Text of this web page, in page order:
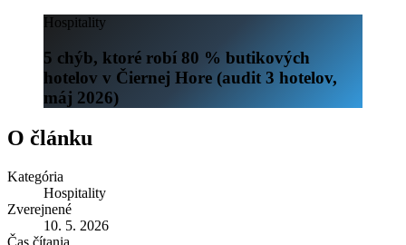
Hospitality
5 chýb, ktoré robí 80 % butikových
hotelov v Čiernej Hore (audit 3 hotelov,
máj 2026)
O článku
Kategória
Hospitality
Zverejnené
10. 5. 2026
Čas čítania